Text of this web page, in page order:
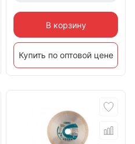
В корзину
Купить по оптовой цене